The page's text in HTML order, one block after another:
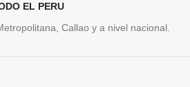
EL PERU
Callao y a nivel nacional.